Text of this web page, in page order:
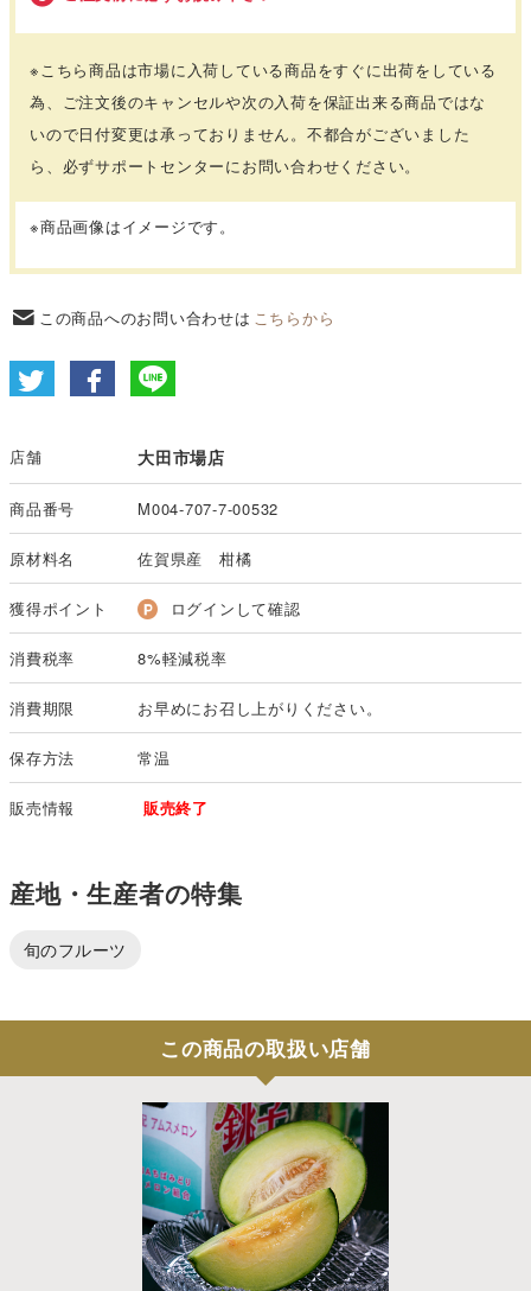
※こちら商品は市場に入荷している商品をすぐに出荷をしている
為、ご注文後のキャンセルや次の入荷を保証出来る商品ではな
いので日付変更は承っておりません。不都合がございました
ら、必ずサポートセンターにお問い合わせください。
※商品画像はイメージです。
この商品へのお問い合わせは こちらから
店舗 大田市場店
商品番号 M004-707-7-00532
原材料名 佐賀県産 柑橘
獲得ポイント ログインして確認
消費税率 8%軽減税率
消費期限 お早めにお召し上がりください。
保存方法 常温
販売情報 販売終了
産地・生産者の特集
旬のフルーツ
この商品の取扱い店舗